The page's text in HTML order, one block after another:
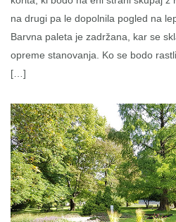
na drugi pa le dopolnila pogled na
Barvna paleta je zadržana, kar se
opreme stanovanja. Ko se bodo
[…]